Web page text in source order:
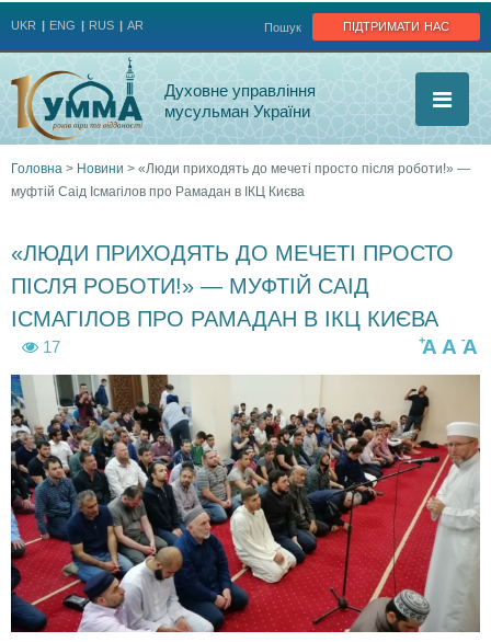
підтримати нас
Пошук
UKR ENG RUS AR
Духовне управління
мусульман України
Ви
є
тут
Головна > Новини > «Люди приходять до мечеті просто після роботи!» —
муфтій Саід Ісмагілов про Рамадан в ІКЦ Києва
«ЛЮДИ ПРИХОДЯТЬ ДО МЕЧЕТІ ПРОСТО
ПІСЛЯ РОБОТИ!» — МУФТІЙ САІД
ІСМАГІЛОВ ПРО РАМАДАН В ІКЦ КИЄВА
17 -A
A
+A
i
m
g
_
2
i
m
g
_
2
3
2
6
9
3